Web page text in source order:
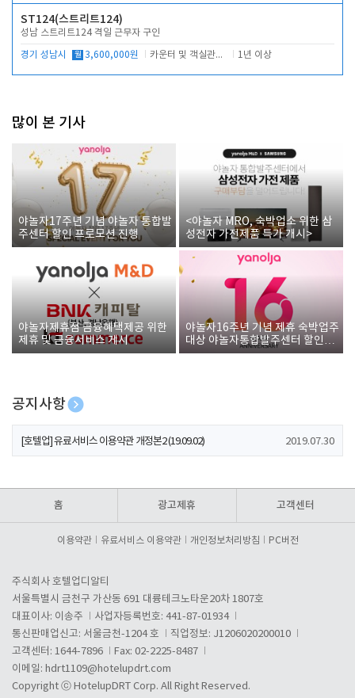
ST124(스트리트124)
성남 스트리트124 격일 근무자 구인
경기 성남시 월 3,600,000원 카운터 및 객실관리 전반 1년 이상
많이 본 기사
야놀자17주년 기념 야놀자 통합발
주센터 할인 프로모션 진행
<야놀자 MRO, 숙박업소 위한 삼
성전자 가전제품 특가 개시>
야놀자제휴점 금융혜택제공 위한
제휴 및 금융서비스 게시
야놀자16주년 기념 제휴 숙박업주
대상 야놀자통합발주센터 할인쿠
폰 증정
공지사항
[호텔업] 개인정보 처리방침 개정본1 (19.09.02)
[호텔업] 유료서비스 이용약관 개정본2 (19.09.02) 2019.07.30
홈 광고제휴 고객센터
이용약관 유료서비스 이용약관 개인정보처리방침 PC버전
주식회사 호텔업디알티
서울특별시 금천구 가산동 691 대륭테크노타운20차 1807호
대표이사: 이송주
사업자등록번호: 441-87-01934
통신판매업신고: 서울금천-1204 호
직업정보: J1206020200010
고객센터: 1644-7896
Fax: 02-2225-8487
이메일: hdrt1109@hotelupdrt.com
Copyright ⓒ HotelupDRT Corp. All Right Reserved.